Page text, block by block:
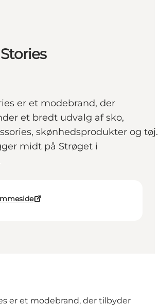
er et modebrand, der
et bredt udvalg af sko,
skønhedsprodukter og tøj.
midt på Strøget i
er et modebrand, der tilbyder